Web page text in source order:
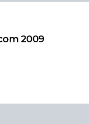
2009